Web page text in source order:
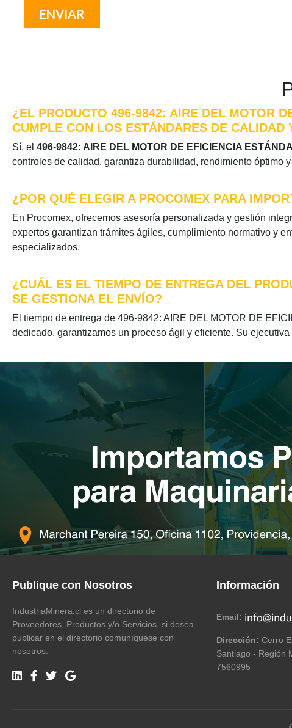
¿EL PRODUCTO 496-9842: AIRE DEL MOTOR
CUMPLE CON LOS ESTÁNDARES DE
Sí, el 496-9842: AIRE DEL MOTOR DE EFICIENCIA
controles de calidad, garantiza durabilidad, rendimiento óptimo
¿POR QUÉ ELEGIR A PROCOMEX PARA
En Procomex, ofrecemos asesoría personalizada y gestión
expertos garantizan trámites ágiles, cumplimiento normativo y
especializados.
¿CUÁL ES EL TIEMPO DE ENTREGA DEL
SE GESTIONA EL ENVÍO?
El tiempo de entrega de 496-9842: AIRE DEL MOTOR DE
dedicado, garantizamos un proceso ágil y eficiente. Su
Publique con Nosotros
IndustriaMinera.cl es un directorio de
Proveedores, Productos y/o Servicios, si desea
publicar en el directorio comuníquese con
nosotros.
Información
Email:
Dirección: Cerro
Santiago - Región
7560995